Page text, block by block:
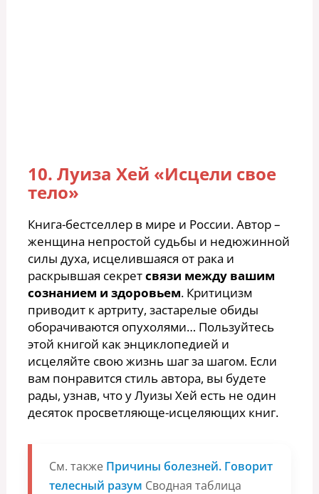
10. Луиза Хей «Исцели свое
тело»
Книга-бестселлер в мире и России. Автор –
женщина непростой судьбы и недюжинной
силы духа, исцелившаяся от рака и
раскрывшая секретсвязи между вашим
сознанием и здоровьем. Критицизм
приводит к артриту, застарелые обиды
оборачиваются опухолями… Пользуйтесь
этой книгой как энциклопедией и
исцеляйте свою жизнь шаг за шагом. Если
вам понравится стиль автора, вы будете
рады, узнав, что у Луизы Хей есть не один
десяток просветляюще-исцеляющих книг.
См. также Причины болезней. Говорит
телесный разум Сводная таблица